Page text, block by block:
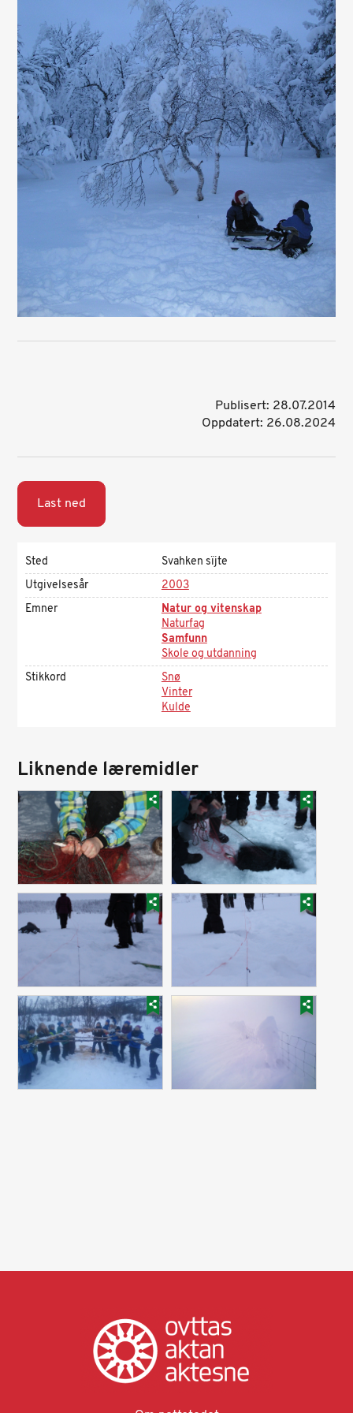
Publisert: 28.07.2014
Oppdatert: 26.08.2024
Last ned
Sted
Svahken sïjte
Utgivelsesår
2003
Emner
Natur og vitenskap
Naturfag
Samfunn
Skole og utdanning
Stikkord
Snø
Vinter
Kulde
Liknende læremidler